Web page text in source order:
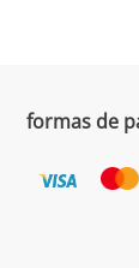
formas de